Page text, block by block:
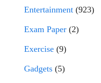
Entertainment (923)
Exam Paper (2)
Exercise (9)
Gadgets (5)